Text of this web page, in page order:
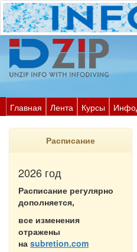
Главная Лента Курсы
Расписание
2026 год
Расписание регулярно
дополняется,
все изменения
отражены
на subretion.com